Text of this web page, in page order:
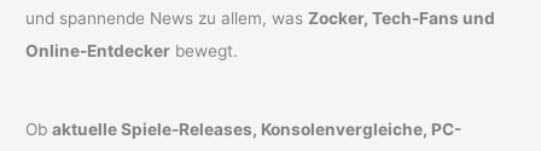
und spannende News zu allem, wasZocker, Tech-Fans und
Online-Entdecker bewegt.
Obaktuelle Spiele-Releases, Konsolenvergleiche, PC-